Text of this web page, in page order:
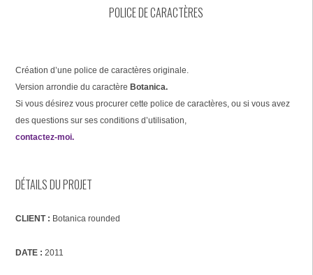
POLICE DE CARACTÈRES
Création d’une police de caractères originale.
Version arrondie du caractère Botanica.
Si vous désirez vous procurer cette police de caractères, ou si vous avez
des questions sur ses conditions d’utilisation,
contactez-moi.
DÉTAILS DU PROJET
CLIENT : Botanica rounded
DATE : 2011